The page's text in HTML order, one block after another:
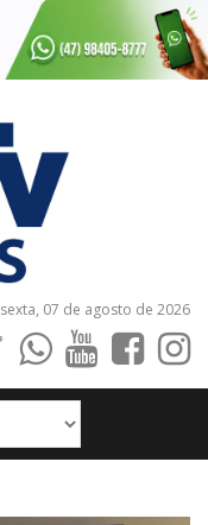
sexta, 07 de agosto de 2026